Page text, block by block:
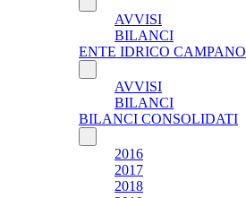
AVVISI
BILANCI
ENTE IDRICO CAMPANO
AVVISI
BILANCI
BILANCI CONSOLIDATI
2016
2017
2018